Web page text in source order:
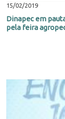
15/02/2019
Dinapec em
pela feira